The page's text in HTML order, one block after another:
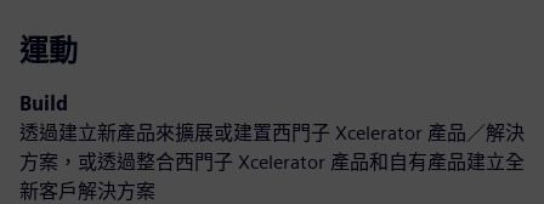
運動
Build
透過建立新產品來擴展或建置西門子 Xcelerator 產品／解決
方案，或透過整合西門子 Xcelerator 產品和自有產品建立全
新客戶解決方案